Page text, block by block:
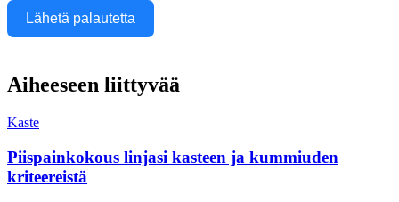
Lähetä palautetta
Aiheeseen liittyvää
Kaste
Piispainkokous linjasi kasteen ja kummiuden
kriteereistä